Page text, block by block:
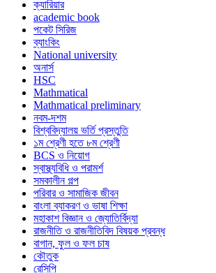
ক্যারিয়ার
academic book
পকেট সিরিজ
ব্যাংকিং
National university
অনার্স
HSC
Mathmatical
Mathmatical preliminary
নবম-দশম
বিশ্ববিদ্যালয় ভর্তি প্রস্তুতি
১ম শ্রেণী হতে ৮ম শ্রেণী
BCS ও নিয়োগ
স্বাস্থ্যবিধি ও পরামর্শ
সমকালীন গল্প
পরিবার ও সামাজিক জীবন
বাংলা ব্যাকরণ ও ভাষা শিক্ষা
মহাকাশ বিজ্ঞান ও জ্যোতির্বিদ্যা
রাজনীতি ও রাজনীতিবিদ বিষয়ক প্রবন্ধ
বাগান, ফুল ও ফল চাষ
কৌতুক
রেসিপি